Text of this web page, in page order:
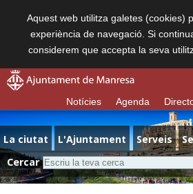
Aquest web utilitza galetes (cookies)
experiència de navegació. Si
considerem que accepta la seva
Notícies Agenda
La ciutat L'Ajuntament Serveis
Cercar